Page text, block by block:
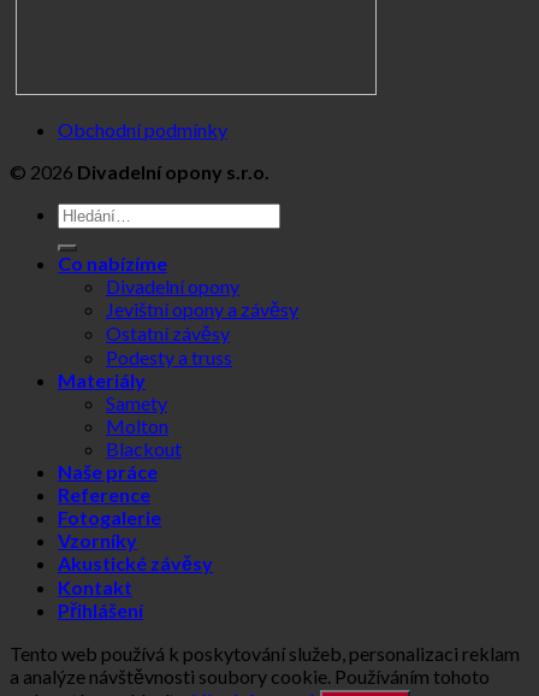
Obchodní podmínky
© 2026 Divadelní opony s.r.o.
Hledat:
Co nabízíme
Divadelní opony
Jevištní opony a závěsy
Ostatní závěsy
Podesty a truss
Materiály
Samety
Molton
Blackout
Naše práce
Reference
Fotogalerie
Vzorníky
Akustické závěsy
Kontakt
Přihlášení
Tento web používá k poskytování služeb, personalizaci reklam
a analýze návštěvnosti soubory cookie. Používáním tohoto